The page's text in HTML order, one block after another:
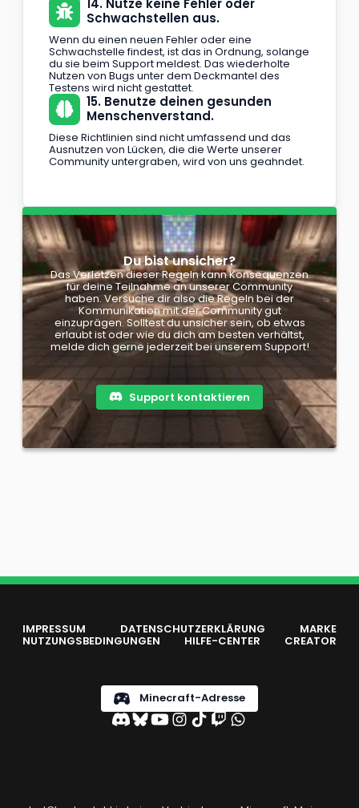
14. Nutze keine Fehler oder
Schwachstellen aus.
Wenn du einen neuen Fehler oder eine
Schwachstelle findest, ist das in Ordnung, solange
du sie beim Support meldest. Das wiederholte
Nutzen von Bugs unter dem Deckmantel des
Testens wird nicht gestattet.
15. Benutze deinen gesunden
Menschenverstand.
Diese Richtlinien sind nicht umfassend und das
Ausnutzen von Lücken, die die Werte unserer
Community untergraben, wird von uns geahndet.
Du bist unsicher?
Das Verletzen dieser Regeln kann Konsequenzen
für deine Teilnahme an unserer Community
haben. Versuche dir also die Regeln bei der
Kommunikation mit der Community gut
einzuprägen. Solltest du unsicher sein, ob etwas
erlaubt ist oder wie du dich am besten verhältst,
melde dich gerne jederzeit bei unserem Support!
Support kontaktieren
IMPRESSUM DATENSCHUTZERKLÄRUNG MARKE
NUTZUNGSBEDINGUNGEN HILFE-CENTER CREATOR
Minecraft-Adresse